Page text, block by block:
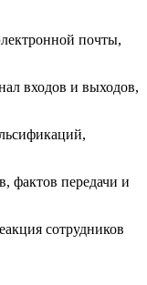
почты,
входов и выходов,
фактов передачи и
сотрудников